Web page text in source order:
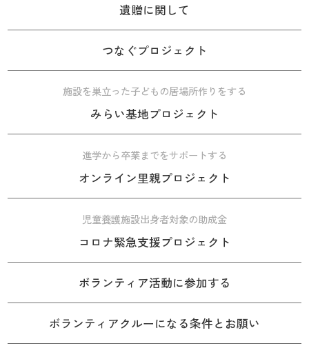
遺贈に関して
つなぐプロジェクト
施設を巣立った子どもの居場所作りをする
みらい基地プロジェクト
進学から卒業までをサポートする
オンライン里親プロジェクト
児童養護施設出身者対象の助成金
コロナ緊急支援プロジェクト
ボランティア活動に参加する
ボランティアクルーになる条件とお願い